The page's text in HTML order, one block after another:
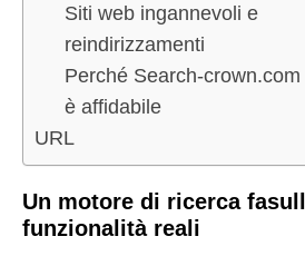
Siti web ingannevoli e
reindirizzamenti
Perché Search-crown.com
è affidabile
URL
Un motore di ricerca
funzionalità reali